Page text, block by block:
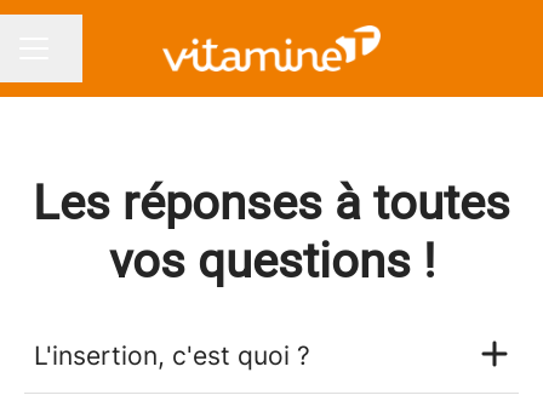
MENU CARRIÈRE
Partager la page
Les réponses à toutes
vos questions !
L'insertion, c'est quoi ?